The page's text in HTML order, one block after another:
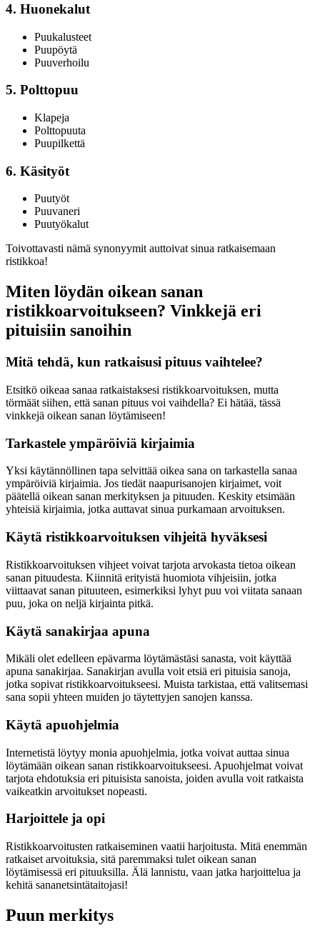
4. Huonekalut
Puukalusteet
Puupöytä
Puuverhoilu
5. Polttopuu
Klapeja
Polttopuuta
Puupilkettä
6. Käsityöt
Puutyöt
Puuvaneri
Puutyökalut
Toivottavasti nämä synonyymit auttoivat sinua ratkaisemaan
ristikkoa!
Miten löydän oikean sanan
ristikkoarvoitukseen? Vinkkejä eri
pituisiin sanoihin
Mitä tehdä, kun ratkaisusi pituus vaihtelee?
Etsitkö oikeaa sanaa ratkaistaksesi ristikkoarvoituksen, mutta
törmäät siihen, että sanan pituus voi vaihdella? Ei hätää, tässä
vinkkejä oikean sanan löytämiseen!
Tarkastele ympäröiviä kirjaimia
Yksi käytännöllinen tapa selvittää oikea sana on tarkastella sanaa
ympäröiviä kirjaimia. Jos tiedät naapurisanojen kirjaimet, voit
päätellä oikean sanan merkityksen ja pituuden. Keskity etsimään
yhteisiä kirjaimia, jotka auttavat sinua purkamaan arvoituksen.
Käytä ristikkoarvoituksen vihjeitä hyväksesi
Ristikkoarvoituksen vihjeet voivat tarjota arvokasta tietoa oikean
sanan pituudesta. Kiinnitä erityistä huomiota vihjeisiin, jotka
viittaavat sanan pituuteen, esimerkiksi lyhyt puu voi viitata sanaan
puu, joka on neljä kirjainta pitkä.
Käytä sanakirjaa apuna
Mikäli olet edelleen epävarma löytämästäsi sanasta, voit käyttää
apuna sanakirjaa. Sanakirjan avulla voit etsiä eri pituisia sanoja,
jotka sopivat ristikkoarvoitukseesi. Muista tarkistaa, että valitsemasi
sana sopii yhteen muiden jo täytettyjen sanojen kanssa.
Käytä apuohjelmia
Internetistä löytyy monia apuohjelmia, jotka voivat auttaa sinua
löytämään oikean sanan ristikkoarvoitukseesi. Apuohjelmat voivat
tarjota ehdotuksia eri pituisista sanoista, joiden avulla voit ratkaista
vaikeatkin arvoitukset nopeasti.
Harjoittele ja opi
Ristikkoarvoitusten ratkaiseminen vaatii harjoitusta. Mitä enemmän
ratkaiset arvoituksia, sitä paremmaksi tulet oikean sanan
löytämisessä eri pituuksilla. Älä lannistu, vaan jatka harjoittelua ja
kehitä sananetsintätaitojasi!
Puun merkitys